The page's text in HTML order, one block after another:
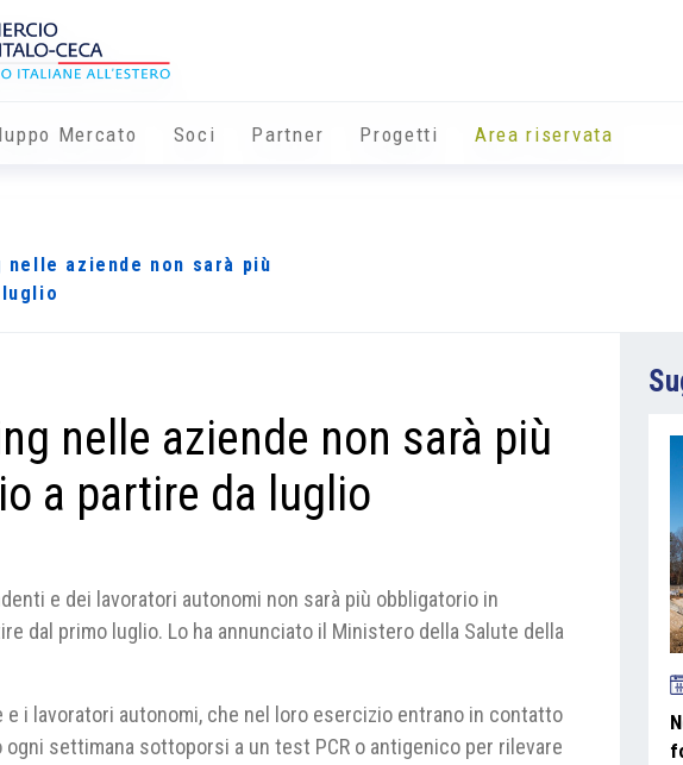
Mercato Soci Partner Progetti Area riservata
nelle aziende non sarà più
nelle aziende non sarà più
a partire da luglio
e dei lavoratori autonomi non sarà più obbligatorio in
dal primo luglio. Lo ha annunciato il Ministero della Salute della
e i lavoratori autonomi, che nel loro esercizio entrano in contatto
ogni settimana sottoporsi a un test PCR o antigenico per rilevare